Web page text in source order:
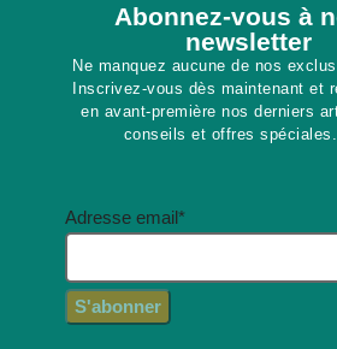
Abonnez-vous à
newsletter​
Ne manquez aucune de nos
Inscrivez-vous dès maintenant et
en avant-première nos derniers
conseils et offres spéciales.
Adresse email*